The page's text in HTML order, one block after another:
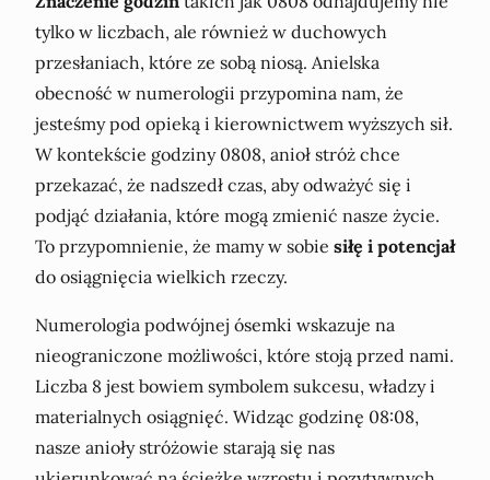
tylko w liczbach, ale również w duchowych
przesłaniach, które ze sobą niosą. Anielska
obecność w numerologii przypomina nam, że
jesteśmy pod opieką i kierownictwem wyższych sił.
W kontekście godziny 0808, anioł stróż chce
przekazać, że nadszedł czas, aby odważyć się i
podjąć działania, które mogą zmienić nasze życie.
To przypomnienie, że mamy w sobie siłę i potencjał
do osiągnięcia wielkich rzeczy.
Numerologia podwójnej ósemki wskazuje na
nieograniczone możliwości, które stoją przed nami.
Liczba 8 jest bowiem symbolem sukcesu, władzy i
materialnych osiągnięć. Widząc godzinę 08:08,
nasze anioły stróżowie starają się nas